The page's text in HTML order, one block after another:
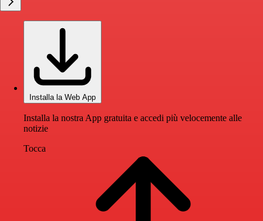
Installa la Web App
Installa la nostra App gratuita e accedi più velocemente alle
notizie
Tocca